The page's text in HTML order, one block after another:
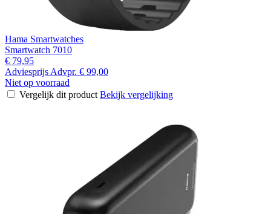
Hama Smartwatches
Smartwatch 7010
€ 79,95
Adviesprijs Advpr. € 99,00
Niet op voorraad
Vergelijk dit product Bekijk vergelijking